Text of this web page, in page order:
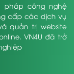
pháp công nghệ
cấp các dịch vụ
quản trị website
VN4U đã trở